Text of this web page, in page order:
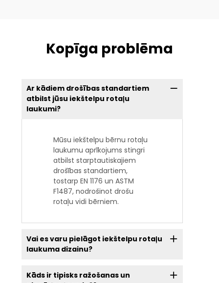
Kopīga problēma
Ar kādiem drošības standartiem
atbilst jūsu iekštelpu rotaļu
laukumi?
Mūsu iekštelpu bērnu rotaļu
laukumu aprīkojums stingri
atbilst starptautiskajiem
drošības standartiem,
tostarp EN 1176 un ASTM
F1487, nodrošinot drošu
rotaļu vidi bērniem.
Vai es varu pielāgot iekštelpu rotaļu
laukuma dizainu?
Kāds ir tipisks ražošanas un